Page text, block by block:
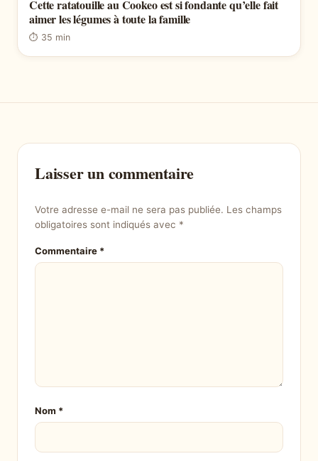
Cette ratatouille au Cookeo est si fondante qu’elle fait
aimer les légumes à toute la famille
⏱ 35 min
Laisser un commentaire
Votre adresse e-mail ne sera pas publiée. Les champs
obligatoires sont indiqués avec *
Commentaire *
Nom *